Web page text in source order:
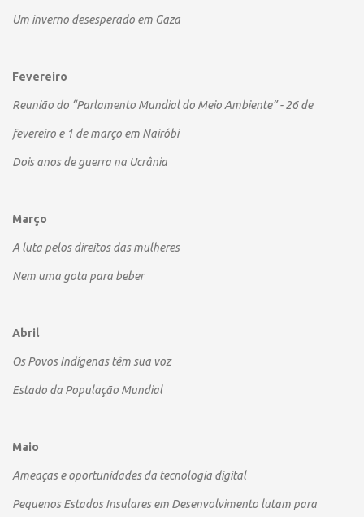
Um inverno desesperado em Gaza
Fevereiro
Reunião do “Parlamento Mundial do Meio Ambiente” - 26 de
fevereiro e 1 de março em Nairóbi
Dois anos de guerra na Ucrânia
Março
A luta pelos direitos das mulheres
Nem uma gota para beber
Abril
Os Povos Indígenas têm sua voz
Estado da População Mundial
Maio
Ameaças e oportunidades da tecnologia digital
Pequenos Estados Insulares em Desenvolvimento lutam para